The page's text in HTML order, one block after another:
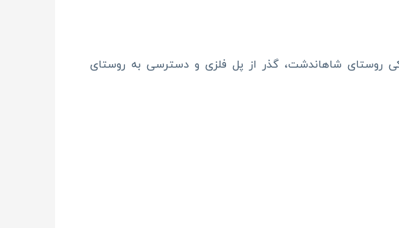
روستای شاهاندشت، گذر از پل فلزی و دسترسی به روستای